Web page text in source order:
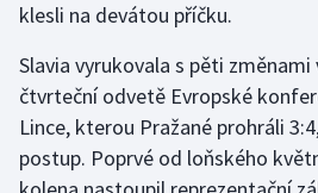
Házená
Jezdectví
Judo
Krasobruslení
klesli na devátou příčku.
Slavia vyrukovala s pěti
čtvrteční odvetě Evropské
Lince, kterou Pražané prohráli
postup. Poprvé od loňského